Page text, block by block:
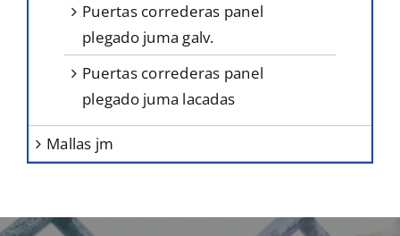
puertas correderas panel
plegado juma galv.
puertas correderas panel
plegado juma lacadas
mallas jm